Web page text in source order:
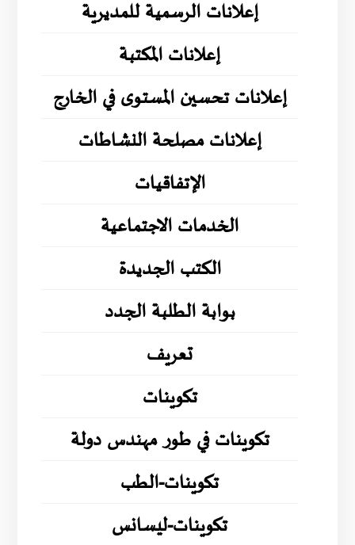
إعلانات الرسمية للمديرية
إعلانات المكتبة
إعلانات تحسين المستوى في الخارج
إعلانات مصلحة النشاطات
الإتفاقيات
الخدمات الاجتماعية
الكتب الجديدة
بوابة الطلبة الجدد
تعريف
تكوينات
تكوينات في طور مهندس دولة
تكوينات-الطب
تكوينات-ليسانس